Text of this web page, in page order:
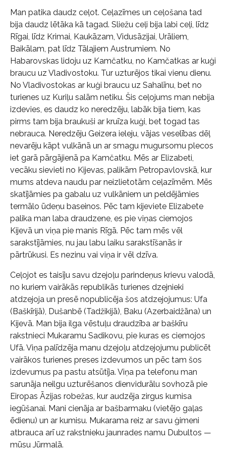
Man patika daudz ceļot. Ceļazīmes un ceļošana tad
bija daudz lētāka kā tagad. Sliežu ceļi bija labi ceļi, līdz
Rīgai, līdz Krimai, Kaukāzam, Vidusāzijai, Urāliem,
Baikālam, pat līdz Tālajiem Austrumiem. No
Habarovskas lidoju uz Kamčatku, no Kamčatkas ar kuģi
braucu uz Vladivostoku. Tur uzturējos tikai vienu dienu.
No Vladivostokas ar kuģi braucu uz Sahalīnu, bet no
turienes uz Kuriļu salām netiku. Šis ceļojums man nebija
izdevies, es daudz ko neredzēju, labāk bija tiem, kas
pirms tam bija braukuši ar kruīza kuģi, bet togad tas
nebrauca. Neredzēju Geizera ieleju, vājas veselības dēļ
nevarēju kāpt vulkānā un ar smagu mugursomu plecos
iet garā pārgājienā pa Kamčatku. Mēs ar Elizabeti,
vecāku sievieti no Kijevas, palikām Petropavlovskā, kur
mums atdeva naudu par neizlietotām ceļazīmēm. Mēs
skatījāmies pa gabalu uz vulkāniem un peldējāmies
termālo ūdeņu baseinos. Pēc tam kijeviete Elizabete
palika man laba draudzene, es pie viņas ciemojos
Kijevā un viņa pie manis Rīgā. Pēc tam mēs vēl
sarakstījāmies, nu jau labu laiku sarakstīšanās ir
pārtrūkusi. Es nezinu vai viņa ir vēl dzīva.
Ceļojot es taisīju savu dzejoļu parindeņus krievu valodā,
no kuriem vairākās republikās turienes dzejnieki
atdzejoja un presē nopublicēja šos atdzejojumus: Ufa
(Baškīrijā), Dušanbē (Tadžikijā), Baku (Azerbaidžāna) un
Kijevā. Man bija ilga vēstuļu draudzība ar baškīru
rakstnieci Mukaramu Sadikovu, pie kuras es ciemojos
Ufā. Viņa palīdzēja manu dzejoļu atdzejojumu publicēt
vairākos turienes preses izdevumos un pēc tam šos
izdevumus pa pastu atsūtīja. Viņa pa telefonu man
sarunāja neilgu uzturēšanos dienvidurālu sovhozā pie
Eiropas Āzijas robežas, kur audzēja zirgus kumisa
iegūšanai. Mani cienāja ar bašbarmaku (vietējo gaļas
ēdienu) un ar kumisu. Mukarama reiz ar savu ģimeni
atbrauca arī uz rakstnieku jaunrades namu Dubultos —
mūsu Jūrmalā.